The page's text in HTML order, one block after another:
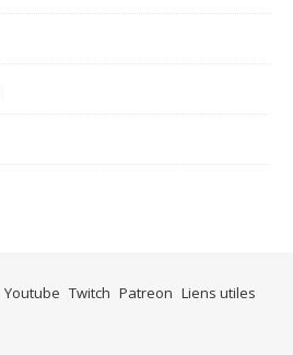
Youtube Twitch Patreon Liens utiles